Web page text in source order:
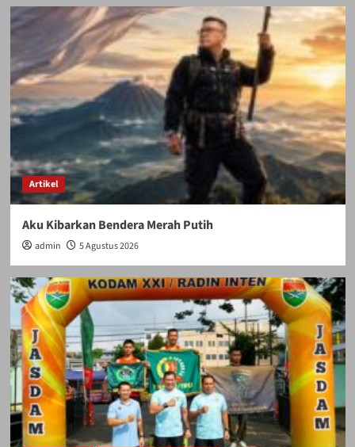
Artikel
Aku Kibarkan Bendera Merah Putih
admin 5 Agustus 2026